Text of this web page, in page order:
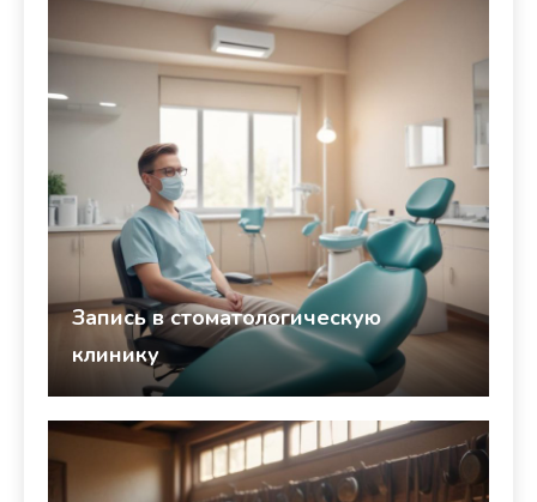
Запись в стоматологическую
клинику
Здоровье studiohallo_ 25 марта 2026